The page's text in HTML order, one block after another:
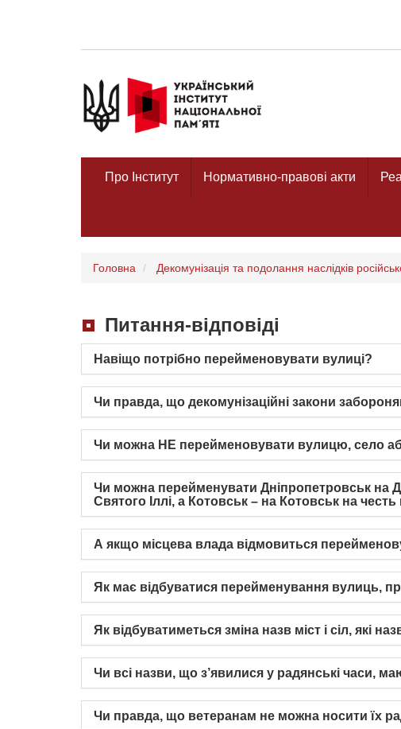
Про Інститут Нормативно-правові акти
Головна Декомунізація та подолання наслідків
Питання-відповіді
Навіщо потрібно перейменовувати вулиці?
Чи правда, що декомунізаційні закони
Чи можна НЕ перейменовувати вулицю, село
Чи можна перейменувати Дніпропетровськ на
Святого Іллі, а Котовськ – на Котовськ на честь
А якщо місцева влада відмовиться
Як має відбуватися перейменування вулиць,
Як відбуватиметься зміна назв міст і сіл, які
Чи всі назви, що з’явилися у радянські часи,
Чи правда, що ветеранам не можна носити їх